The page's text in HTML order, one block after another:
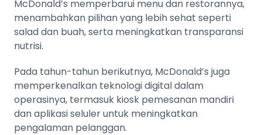
McDonald’s memperbarui menu dan restorannya,
menambahkan pilihan yang lebih sehat seperti
salad dan buah, serta meningkatkan transparansi
nutrisi.
Pada tahun-tahun berikutnya, McDonald’s juga
memperkenalkan teknologi digital dalam
operasinya, termasuk kiosk pemesanan mandiri
dan aplikasi seluler untuk meningkatkan
pengalaman pelanggan​​​​.